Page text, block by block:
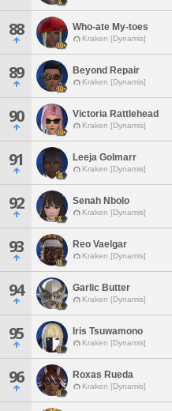
88 Who-ate My-toes
Kraken [Dynamis]
89 Beyond Repair
Kraken [Dynamis]
90 Victoria Rattlehead
Kraken [Dynamis]
91 Leeja Golmarr
Kraken [Dynamis]
92 Senah Nbolo
Kraken [Dynamis]
93 Reo Vaelgar
Kraken [Dynamis]
94 Garlic Butter
Kraken [Dynamis]
95 Iris Tsuwamono
Kraken [Dynamis]
96 Roxas Rueda
Kraken [Dynamis]